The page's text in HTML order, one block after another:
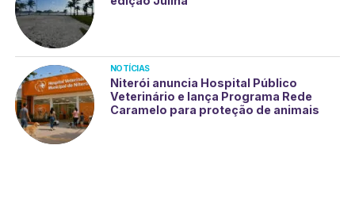
NOTÍCIAS
Niterói anuncia Hospital Público
Veterinário e lança Programa Rede
Caramelo para proteção de animais